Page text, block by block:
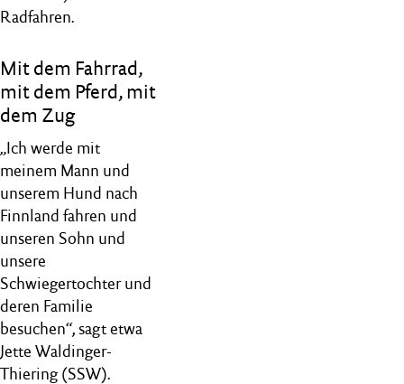
Radfahren.
Mit dem Fahrrad,
mit dem Pferd, mit
dem Zug
„Ich werde mit
meinem Mann und
unserem Hund nach
Finnland fahren und
unseren Sohn und
unsere
Schwiegertochter und
deren Familie
besuchen“, sagt etwa
Jette Waldinger-
Thiering (SSW).